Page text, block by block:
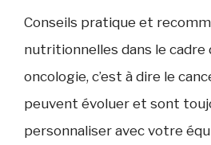
Conseils pratique et
nutritionnelles dans le cadre
oncologie, c’est à dire le
peuvent évoluer et sont
personnaliser avec votre